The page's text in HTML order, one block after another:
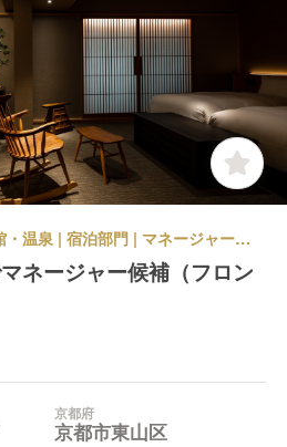
ラグジュアリーホテル, 旅館・温泉 | 宿泊部門 | マネージャー・支配人・副支配人・女将 | 東山四季花木
ネージャー候補（フロン
京都府
京都市東山区